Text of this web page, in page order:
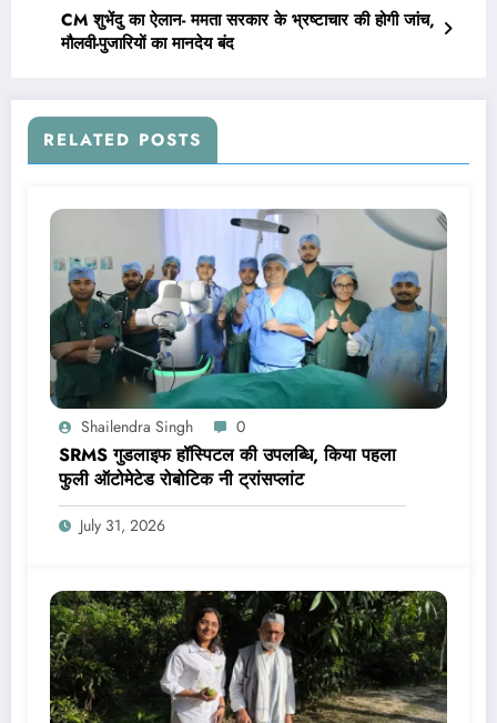
CM शुभेंदु का ऐलान- ममता सरकार के भ्रष्टाचार की होगी जांच,
मौलवी-पुजारियों का मानदेय बंद
RELATED POSTS
Shailendra Singh 0
SRMS गुडलाइफ हॉस्पिटल की उपलब्धि, किया पहला
फुली ऑटोमेटेड रोबोटिक नी ट्रांसप्लांट
July 31, 2026